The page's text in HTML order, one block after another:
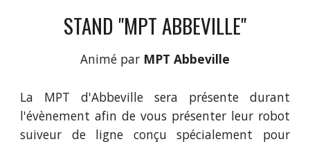
STAND "MPT ABBEVILLE"
Animé par MPT Abbeville
La MPT d'Abbeville sera présente durant
l'évènement afin de vous présenter leur robot
suiveur de ligne conçu spécialement pour